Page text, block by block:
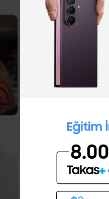
Sıla Büyük
Yüksek
Kariyer
ve ilgi duyduğunuz
yakalayabileceğiniz
içeriğimizde!
Yöntemleri